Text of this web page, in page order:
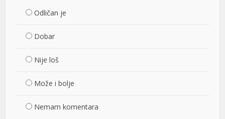
Odličan je
Dobar
Nije loš
Može i bolje
Nemam komentara